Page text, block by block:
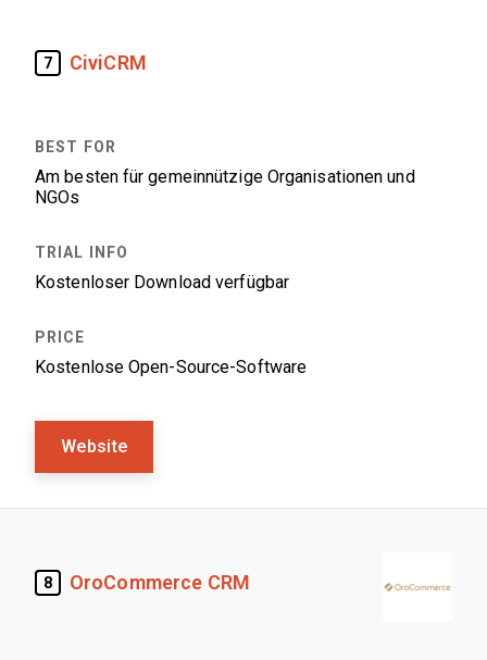
7 CiviCRM
Am besten für gemeinnützige Organisationen und
NGOs
Kostenloser Download verfügbar
Kostenlose Open-Source-Software
Website
8 OroCommerce CRM